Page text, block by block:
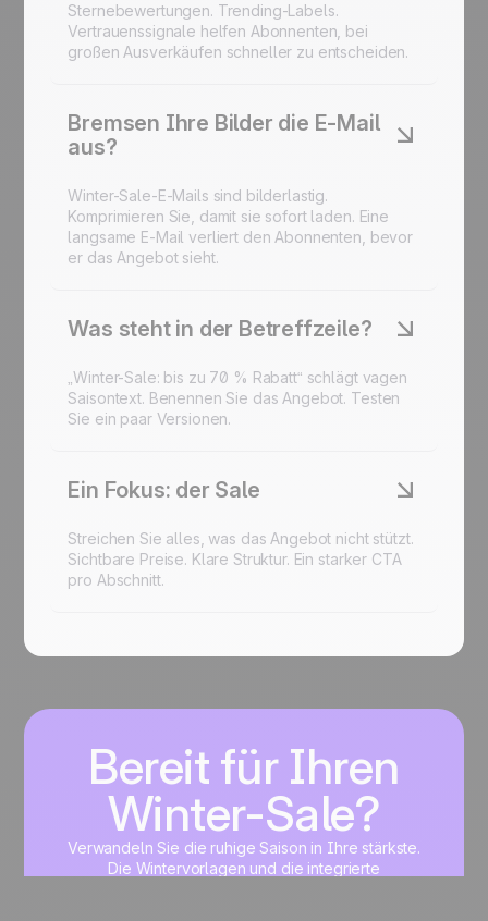
Sternebewertungen. Trending-Labels.
Vertrauenssignale helfen Abonnenten, bei
großen Ausverkäufen schneller zu entscheiden.
Bremsen Ihre Bilder die E-Mail
aus?
Winter-Sale-E-Mails sind bilderlastig.
Komprimieren Sie, damit sie sofort laden. Eine
langsame E-Mail verliert den Abonnenten, bevor
er das Angebot sieht.
Was steht in der Betreffzeile?
„Winter-Sale: bis zu 70 % Rabatt“ schlägt vagen
Saisontext. Benennen Sie das Angebot. Testen
Sie ein paar Versionen.
Ein Fokus: der Sale
Streichen Sie alles, was das Angebot nicht stützt.
Sichtbare Preise. Klare Struktur. Ein starker CTA
pro Abschnitt.
Bereit für Ihren
Winter-Sale?
Verwandeln Sie die ruhige Saison in Ihre stärkste.
Die Wintervorlagen und die integrierte